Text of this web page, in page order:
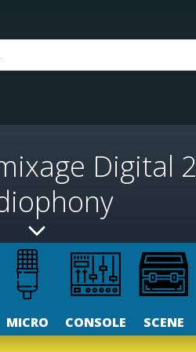
Digital 2
MICRO CONSOLE SCENE